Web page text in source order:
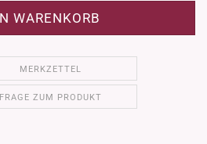
MERKZETTEL
FRAGE ZUM PRODUKT